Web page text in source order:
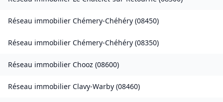
Réseau immobilier Chémery-Chéhéry (08450)
Réseau immobilier Chémery-Chéhéry (08350)
Réseau immobilier Chooz (08600)
Réseau immobilier Clavy-Warby (08460)